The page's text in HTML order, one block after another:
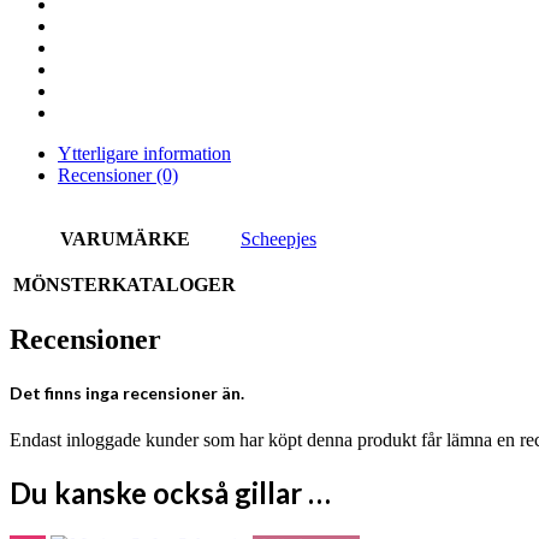
Ytterligare information
Recensioner (0)
VARUMÄRKE Scheepjes
MÖNSTERKATALOGER
Recensioner
Det finns inga recensioner än.
Endast inloggade kunder som har köpt denna produkt får lämna en
Du kanske också gillar …